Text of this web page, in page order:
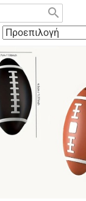
search